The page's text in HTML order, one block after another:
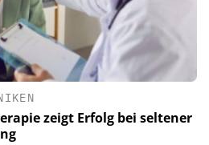
zeigt Erfolg bei seltener